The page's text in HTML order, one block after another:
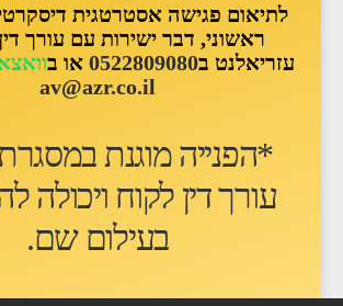
לתיאום פגישה אסטרטגית
ראשוני, דבר ישירות עם עורך
עזריאלנט ב0522809080או ב
av@azr.co.il
*הפנייה מוגנת במסגרת
עורך דין לקוח ו יכולה
בעילום שם.